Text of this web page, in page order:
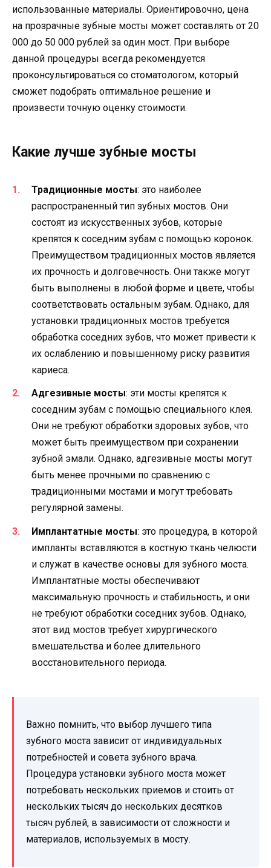
использованные материалы. Ориентировочно, цена
на прозрачные зубные мосты может составлять от 20
000 до 50 000 рублей за один мост. При выборе
данной процедуры всегда рекомендуется
проконсультироваться со стоматологом, который
сможет подобрать оптимальное решение и
произвести точную оценку стоимости.
Какие лучше зубные мосты
Традиционные мосты: это наиболее
распространенный тип зубных мостов. Они
состоят из искусственных зубов, которые
крепятся к соседним зубам с помощью коронок.
Преимуществом традиционных мостов является
их прочность и долговечность. Они также могут
быть выполнены в любой форме и цвете, чтобы
соответствовать остальным зубам. Однако, для
установки традиционных мостов требуется
обработка соседних зубов, что может привести к
их ослаблению и повышенному риску развития
кариеса.
Адгезивные мосты: эти мосты крепятся к
соседним зубам с помощью специального клея.
Они не требуют обработки здоровых зубов, что
может быть преимуществом при сохранении
зубной эмали. Однако, адгезивные мосты могут
быть менее прочными по сравнению с
традиционными мостами и могут требовать
регулярной замены.
Имплантатные мосты: это процедура, в которой
импланты вставляются в костную ткань челюсти
и служат в качестве основы для зубного моста.
Имплантатные мосты обеспечивают
максимальную прочность и стабильность, и они
не требуют обработки соседних зубов. Однако,
этот вид мостов требует хирургического
вмешательства и более длительного
восстановительного периода.
Важно помнить, что выбор лучшего типа
зубного моста зависит от индивидуальных
потребностей и совета зубного врача.
Процедура установки зубного моста может
потребовать нескольких приемов и стоить от
нескольких тысяч до нескольких десятков
тысяч рублей, в зависимости от сложности и
материалов, используемых в мосту.